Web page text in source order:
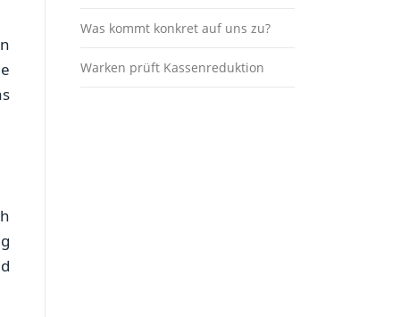
Was kommt konkret auf uns zu?
Warken prüft Kassenreduktion